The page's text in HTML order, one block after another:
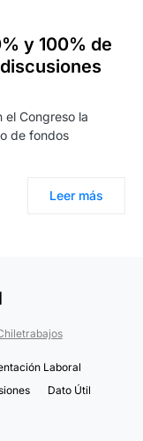
y 100% de
el Congreso la
de fondos
Leer más
Laboral
Dato Útil